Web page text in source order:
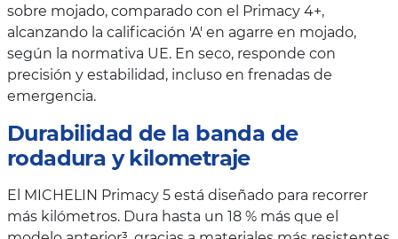
sobre mojado, comparado con el Primacy 4+,
alcanzando la calificación 'A' en agarre en mojado,
según la normativa UE. En seco, responde con
precisión y estabilidad, incluso en frenadas de
emergencia.
Durabilidad de la banda de
rodadura y kilometraje
El MICHELIN Primacy 5 está diseñado para recorrer
más kilómetros. Dura hasta un 18 % más que el